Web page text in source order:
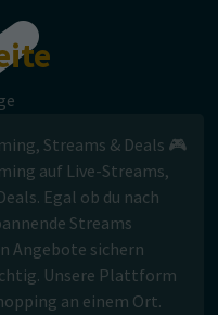
Streams & Deals 🎮
auf Live-Streams,
Egal ob du nach
Streams
Angebote sichern
Unsere Plattform
an einem Ort.